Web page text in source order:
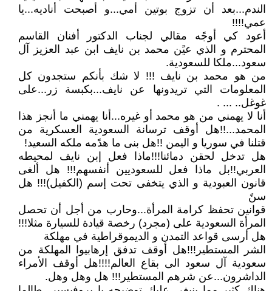
الندم...بعد أن تزوج بوتين أمي...و أصبحت أناديه...يا
عمي!!!!
أعود كي أوجًه مقالي لجناب الدكتور أفنان القاسم
المحترم و الذي عيًن محمد بن نايف ابن عبد العزيز آل
سعود...ملكا للسعودية.
من هو محمد بن نايف !!! لا شك بأنكم ستجدون كل
المعلومات التي تريدونها عن نايف...بكبسة زر...على
غوغل.. ... .
أنا لا يهمني من هو محمد أو غيره...أنا يهمني ما أنجز هذا
المحمد...!!هل أوقف ترسانة السعودية العسكرية من
قتلنا في سوريا و اليمن !!هل بنى ما هدًمه ملكه السعيد!
هل تدخل لحقن دمائنا!!!ماذا فعل إبن نايف لمحيطه
العربي!!بل ماذا فعل للسعوديين أنفسهم!!! هل ألغى
قانون العبودية و الذي يتخفى تحت إسم (الكفيل)!!! هل
سنً
قوانين تحفظ كرامة المرأة...وحارب من أجل أن تحصل
المرأة السعودية على (مجرد) رخصة قيادة للسيارة مثلا!!!
هل أرسى قواعد التمدن و الديموقراطية في مهلكة
الشر المستطير!!!هل أوقف تدفق إرهابيوا المهلكة من
سعودية آل سعود الى بقاع العالم!!!!هل أوقف الأمراء
الداشرون...عن شرهم المستطير!!! هل وهل وهل.